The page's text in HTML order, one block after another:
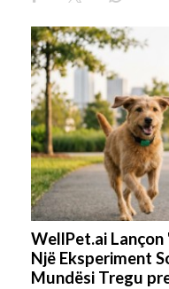
WellPet.ai
Një Eksperiment
Mundësi Tregu